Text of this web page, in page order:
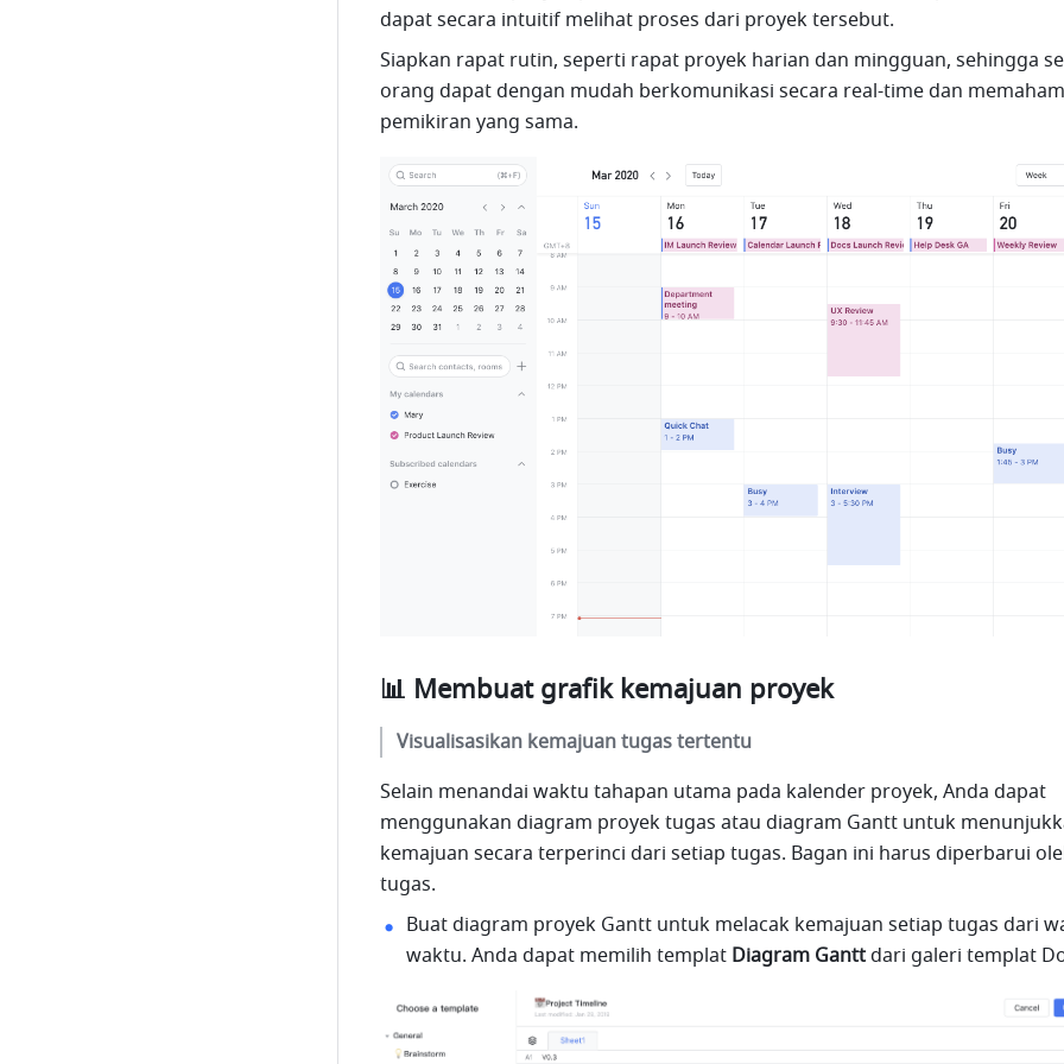
dapat secara intuitif melihat proses dari proyek tersebut.
Siapkan rapat rutin, seperti rapat proyek harian dan mingguan, sehingga
orang dapat dengan mudah berkomunikasi secara real-time dan
pemikiran yang sama.
📊 Membuat grafik kemajuan proyek
Visualisasikan kemajuan tugas tertentu
Selain menandai waktu tahapan utama pada kalender proyek, Anda dapat
menggunakan diagram proyek tugas atau diagram Gantt untuk
kemajuan secara terperinci dari setiap tugas. Bagan ini harus diperbarui
tugas.
Buat diagram proyek Gantt untuk melacak kemajuan setiap tugas dari
waktu. Anda dapat memilih templat Diagram Gantt dari galeri templat